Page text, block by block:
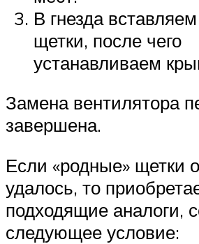
В гнезда
щетки, после чего
устанавливаем
Замена вентилятора
завершена.
Если «родные» щетки
удалось, то
подходящие аналоги,
следующее условие: